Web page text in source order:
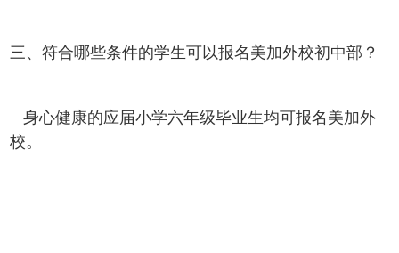
三、符合哪些条件的学生可以报名美加外校初中部？
身心健康的应届小学六年级毕业生均可报名美加外
校。